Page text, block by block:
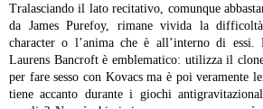
Tralasciando il lato recitativo, comunque
da James Purefoy, rimane vivida la
character o l’anima che è all’interno di essi.
Laurens Bancroft è emblematico: utilizza il
per fare sesso con Kovacs ma è poi veramente
tiene accanto durante i giochi